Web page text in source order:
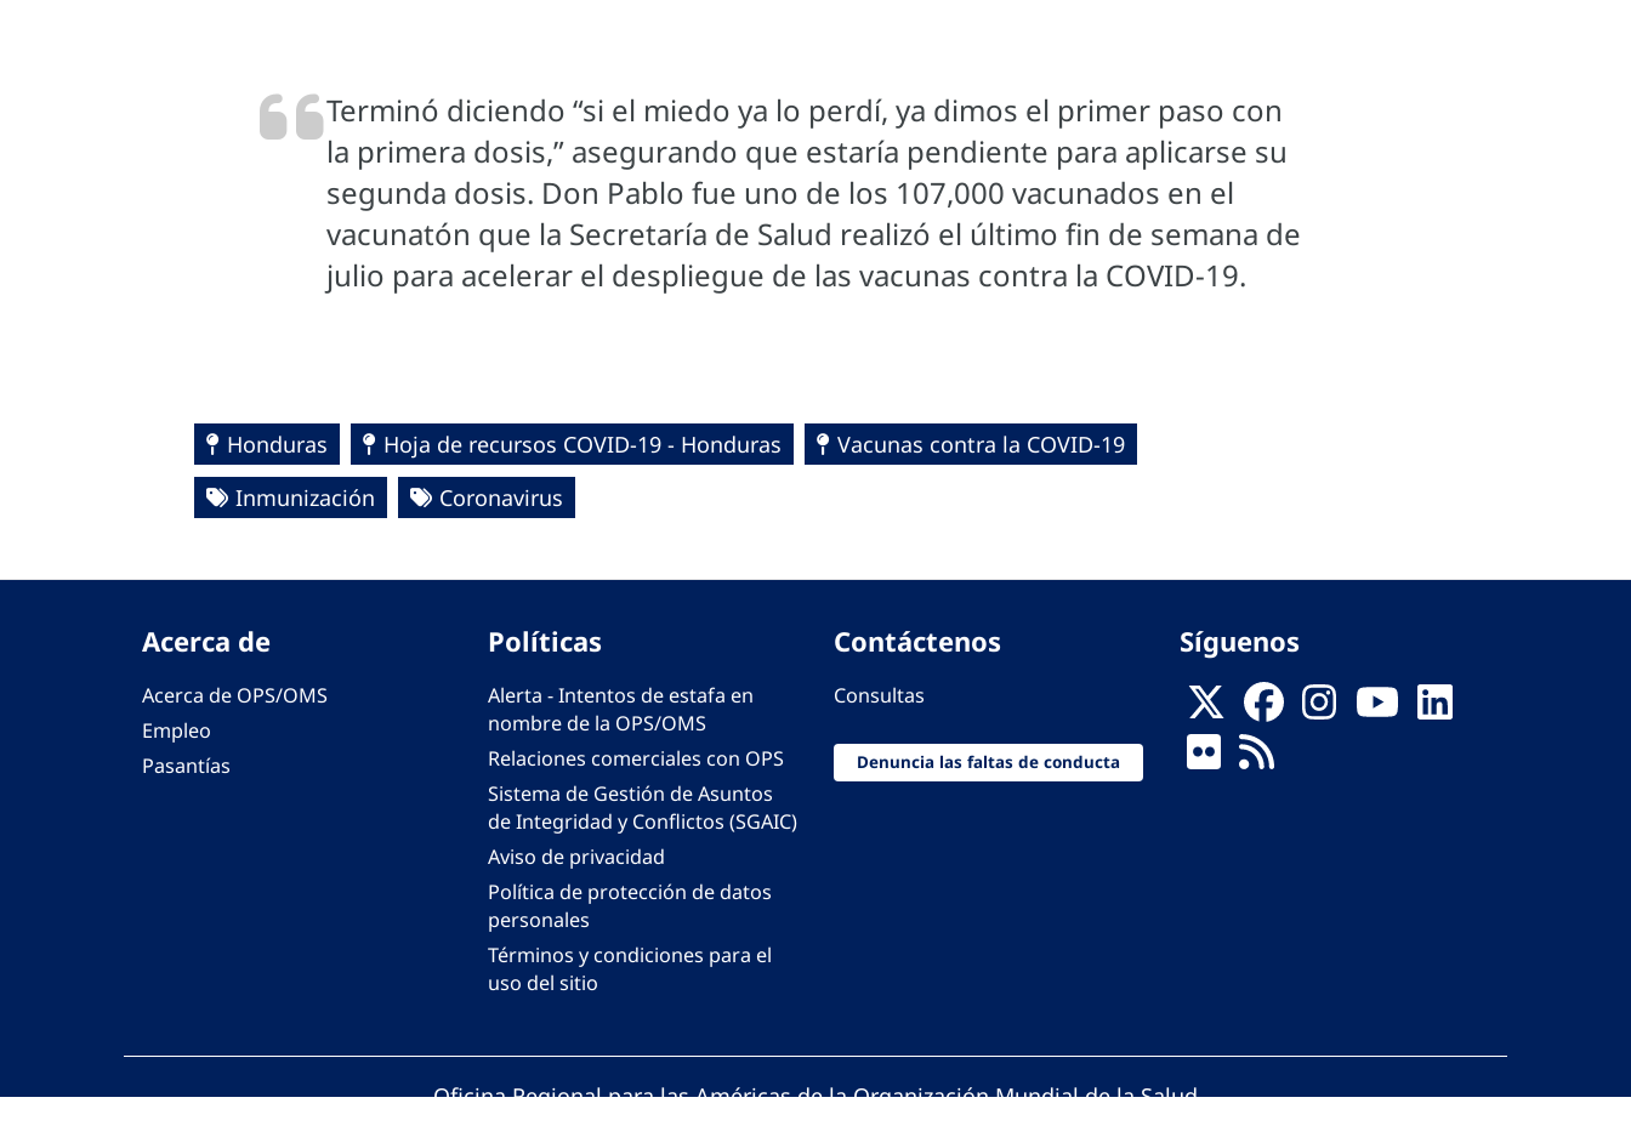
Terminó diciendo “si el miedo ya lo perdí, ya dimos el primer paso con
la primera dosis,” asegurando que estaría pendiente para aplicarse su
segunda dosis. Don Pablo fue uno de los 107,000 vacunados en el
vacunatón que la Secretaría de Salud realizó el último fin de semana de
julio para acelerar el despliegue de las vacunas contra la COVID-19.
Honduras Hoja de recursos COVID-19 - Honduras
Vacunas contra la COVID-19
Inmunización
Coronavirus
Acerca de
Acerca de OPS/OMS
Empleo
Pasantías
Políticas
Alerta - Intentos de estafa en
nombre de la OPS/OMS
Relaciones comerciales con OPS
Sistema de Gestión de Asuntos
de Integridad y Conflictos (SGAIC)
Aviso de privacidad
Política de protección de datos
personales
Términos y condiciones para el
uso del sitio
Contáctenos
Consultas
Denuncia las faltas de conducta
Síguenos
Oficina Regional para las Américas de la Organización Mundial de la Salud